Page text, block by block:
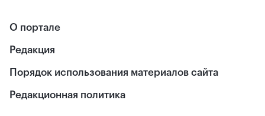
О портале
Редакция
Порядок использования материалов сайта
Редакционная политика